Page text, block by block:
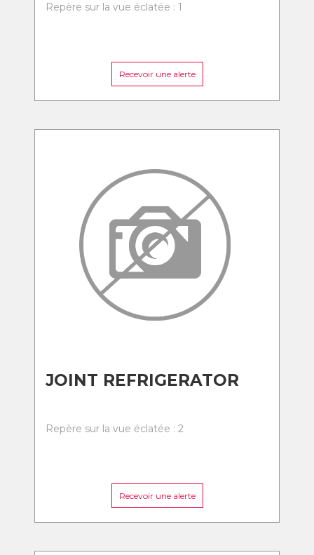
Repère sur la vue éclatée : 1
Recevoir une alerte
JOINT REFRIGERATOR
Repère sur la vue éclatée : 2
Recevoir une alerte